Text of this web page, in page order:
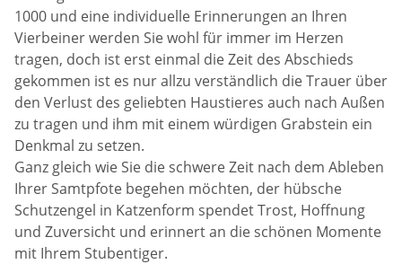
1000 und eine individuelle Erinnerungen an Ihren
Vierbeiner werden Sie wohl für immer im Herzen
tragen, doch ist erst einmal die Zeit des Abschieds
gekommen ist es nur allzu verständlich die Trauer über
den Verlust des geliebten Haustieres auch nach Außen
zu tragen und ihm mit einem würdigen Grabstein ein
Denkmal zu setzen.
Ganz gleich wie Sie die schwere Zeit nach dem Ableben
Ihrer Samtpfote begehen möchten, der hübsche
Schutzengel in Katzenform spendet Trost, Hoffnung
und Zuversicht und erinnert an die schönen Momente
mit Ihrem Stubentiger.